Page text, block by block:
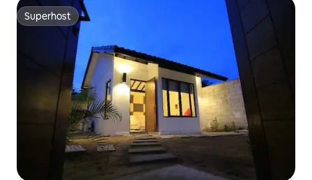
Superhost
Superhost